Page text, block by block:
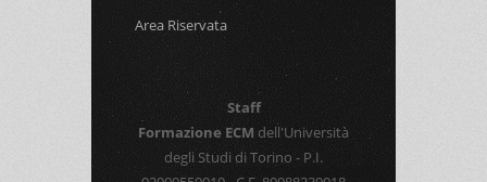
Area Riservata
Staff
Formazione ECM dell'Università
degli Studi di Torino - P.I.